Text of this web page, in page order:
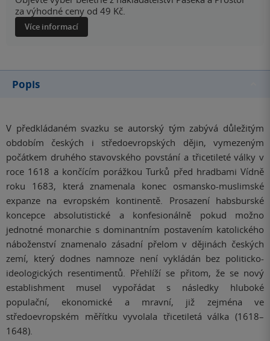
za výhodné ceny od 49 Kč.
Více informací
Popis
V předkládaném svazku se autorský tým zabývá důležitým
obdobím českých i středoevropských dějin, vymezeným
počátkem druhého stavovského povstání a třicetileté války v
roce 1618 a končícím porážkou Turků před hradbami Vídně
roku 1683, která znamenala konec osmansko-muslimské
expanze na evropském kontinentě. Prosazení habsburské
koncepce absolutistické a konfesionálně pokud možno
jednotné monarchie s dominantním postavením katolického
náboženství znamenalo zásadní přelom v dějinách českých
zemí, který dodnes namnoze není vykládán bez politicko-
ideologických resentimentů. Přehlíží se přitom, že se nový
establishment musel vypořádat s následky hluboké
populační, ekonomické a mravní, již zejména ve
středoevropském měřítku vyvolala třicetiletá válka (1618–
1648).